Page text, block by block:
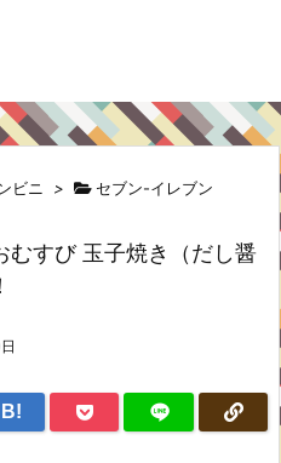
ビニ > セブン-イレブン
むすび 玉子焼き（だし醤
B!